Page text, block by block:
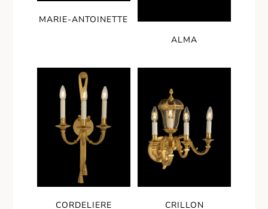
MARIE-ANTOINETTE
ALMA
CORDELIERE CRILLON